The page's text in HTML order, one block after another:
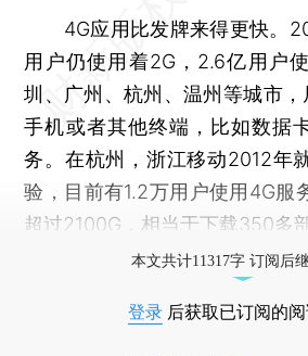
4G应用比发牌来得更快。
用户仍使用着2G，2.6亿用户
圳、广州、杭州、温州等城市
手机或者其他终端，比如数据
务。在杭州，浙江移动2012年
验，目前有1.2万用户使用4G服
超过2100G，相当于下载350多
本文共计11317字 订阅后
登录 后获取已订阅的